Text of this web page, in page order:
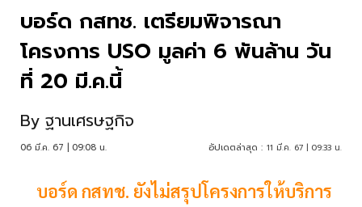
บอร์ด กสทช. เตรียมพิจารณา
โครงการ USO มูลค่า 6 พันล้าน วัน
ที่ 20 มี.ค.นี้
By ฐานเศรษฐกิจ
06 มี.ค. 67 | 09:08 น. อัปเดตล่าสุด : 11 มี.ค. 67 | 09:33 น.
บอร์ด กสทช. ยังไม่สรุปโครงการให้บริการ